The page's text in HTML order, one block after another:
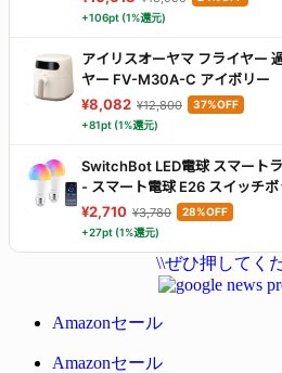
+106pt (1%還元)
アイリスオーヤマ フライヤー
ヤー FV-M30A-C アイボリー
¥8,082 ¥12,800
37%OFF
+81pt (1%還元)
SwitchBot LED電球 スマート
- スマート電球 E26 スイッチ
60W形相当 電球色・昼白色対
1600万色 間接照明 Google
SmartThings に対応(2個パッ
¥2,710 ¥3,780
28%OFF
+27pt (1%還元)
\\ぜひ押してく
Amazonセール
Amazonセール